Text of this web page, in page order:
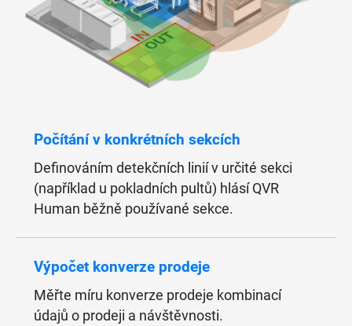
Počítání v konkrétních sekcích
Definováním detekčních linií v určité sekci
(například u pokladních pultů) hlásí QVR
Human běžně používané sekce.
Výpočet konverze prodeje
Měřte míru konverze prodeje kombinací
údajů o prodeji a návštěvnosti.